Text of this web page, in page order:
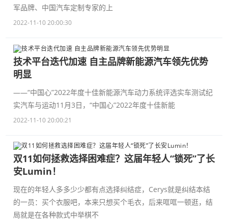
军品牌、中国汽车定制专家的上
2022-11-10 20:00:30
技术平台迭代加速 自主品牌新能源汽车领先优势
明显
——“中国心”2022年度十佳新能源汽车动力系统评选实车测试纪
实汽车与运动11月3日，“中国心”2022年度十佳新能
2022-11-10 20:00:21
双11如何拯救选择困难症？这届年轻人“锁死”了长
安Lumin！
现在的年轻人多多少少都有点选择纠结症，Cerys就是纠结本结
的一员：买个衣服吧，本来只想买个毛衣，后来哐哐一顿逛，结
局就是在各种款式中举棋不